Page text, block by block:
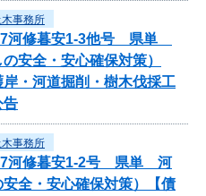
事務所
河修暮安1-3他号 県単
安全・安心確保対策）
・河道掘削・樹木伐採工
告
事務所
河修暮安1-2号 県単 河
全・安心確保対策）【債